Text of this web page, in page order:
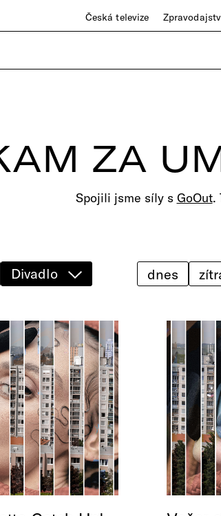
Česká televize
ZA
Spojili jsme síly s GoOut.
Divadlo dnes